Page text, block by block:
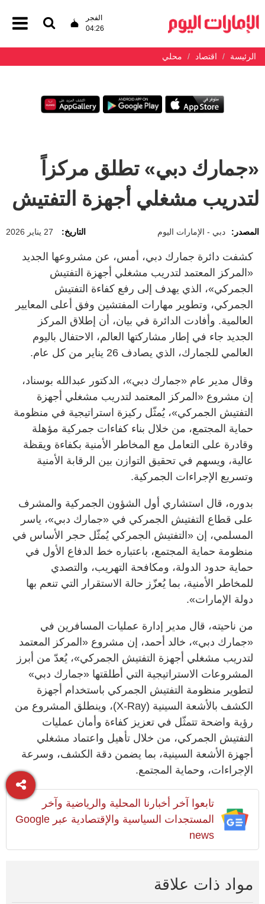
الفجر
04:26
الرئيسة اقتصاد محلي
«جمارك دبي» تطلق مركزاً
لتدريب مشغلي أجهزة التفتيش
المصدر: دبي - الإمارات اليوم التاريخ: 27 يناير 2026
كشفت دائرة جمارك دبي، أمس، عن مشروعها الجديد
«المركز المعتمد لتدريب مشغلي أجهزة التفتيش
الجمركي»، الذي يهدف إلى رفع كفاءة التفتيش
الجمركي، وتطوير مهارات المفتشين وفق أعلى المعايير
العالمية. وأفادت الدائرة في بيان، أن إطلاق المركز
الجديد جاء في إطار مشاركتها العالم، الاحتفال باليوم
العالمي للجمارك، الذي يصادف 26 يناير من كل عام.
وقال مدير عام «جمارك دبي»، الدكتور عبدالله بوسناد،
إن مشروع «المركز المعتمد لتدريب مشغلي أجهزة
التفتيش الجمركي»، يُمثّل ركيزة استراتيجية في منظومة
حماية المجتمع، من خلال بناء كفاءات جمركية مؤهلة
وقادرة على التعامل مع المخاطر الأمنية بكفاءة ويقظة
عالية، ويسهم في تحقيق التوازن بين الرقابة الأمنية
وتسريع الإجراءات الجمركية.
بدوره، قال استشاري أول الشؤون الجمركية والمشرف
على قطاع التفتيش الجمركي في «جمارك دبي»، ياسر
المسلمي، إن «التفتيش الجمركي يُمثّل حجر الأساس في
منظومة حماية المجتمع، باعتباره خط الدفاع الأول في
حماية حدود الدولة، ومكافحة التهريب، والتصدي
للمخاطر الأمنية، بما يُعزّز حالة الاستقرار التي تنعم بها
دولة الإمارات».
من ناحيته، قال مدير إدارة عمليات المسافرين في
«جمارك دبي»، خالد أحمد، إن مشروع «المركز المعتمد
لتدريب مشغلي أجهزة التفتيش الجمركي»، يُعدّ من أبرز
المشروعات الاستراتيجية التي أطلقتها «جمارك دبي»
لتطوير منظومة التفتيش الجمركي باستخدام أجهزة
الكشف بالأشعة السينية (X-Ray)، وينطلق المشروع من
رؤية واضحة تتمثّل في تعزيز كفاءة وأمان عمليات
التفتيش الجمركي، من خلال تأهيل واعتماد مشغلي
أجهزة الأشعة السينية، بما يضمن دقة الكشف، وسرعة
الإجراءات، وحماية المجتمع.
تابعوا آخر أخبارنا المحلية والرياضية وآخر
المستجدات السياسية والإقتصادية عبر Google
news
مواد ذات علاقة